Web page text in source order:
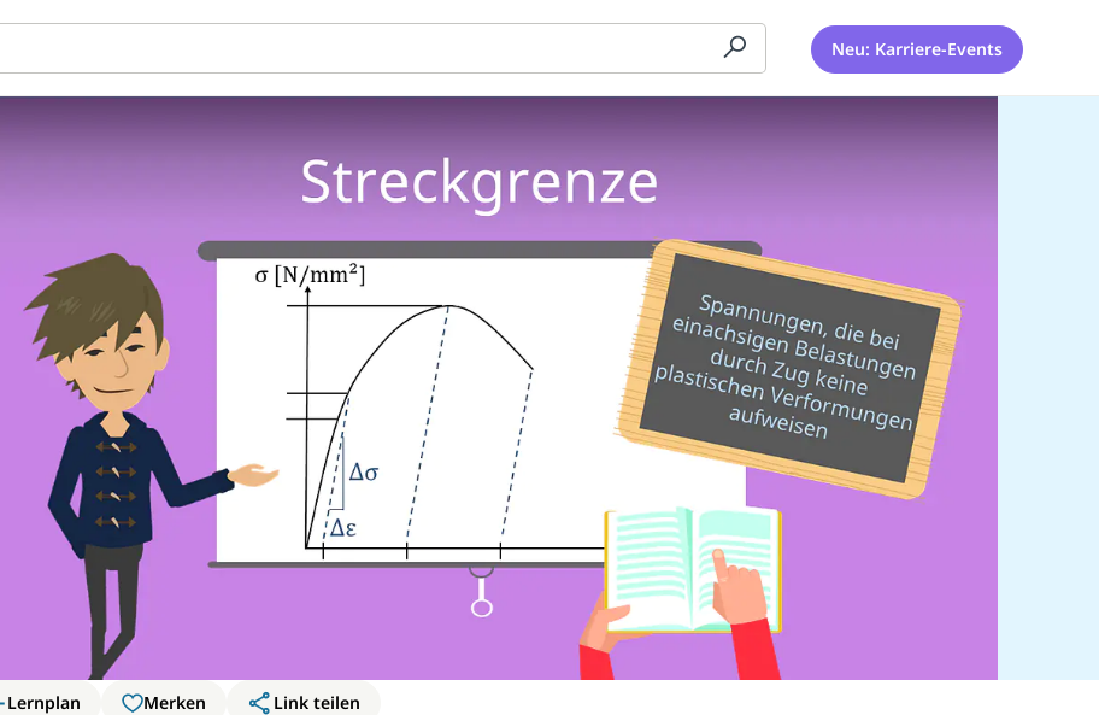
Neu: Karriere-Events
Lernplan Merken
Link teilen